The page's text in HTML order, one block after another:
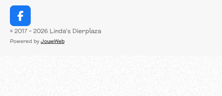
F
a
c
© 2017 - 2026 Linda's Dierplaza
Powered by JouwWeb